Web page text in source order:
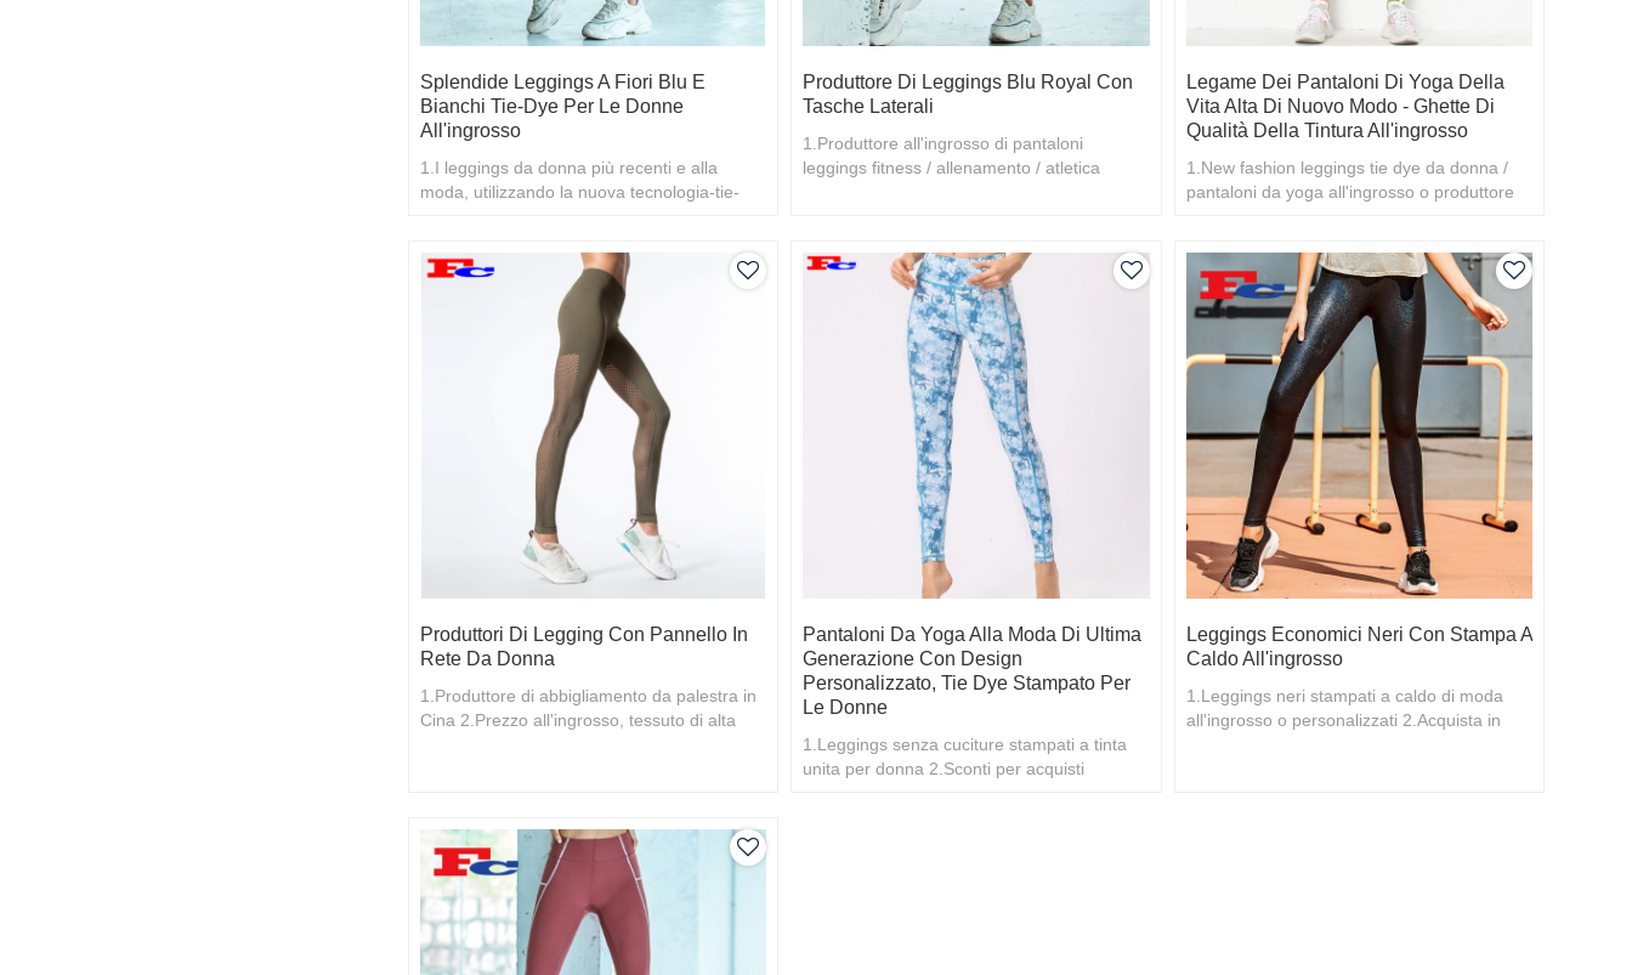
Splendide Leggings A Fiori Blu E
Bianchi Tie-Dye Per Le Donne
All'ingrosso
1.I leggings da donna più recenti e alla
moda, utilizzando la nuova tecnologia-tie-
Produttore Di Leggings Blu Royal Con
Tasche Laterali
1.Produttore all'ingrosso di pantaloni
leggings fitness / allenamento / atletica
Legame Dei Pantaloni Di Yoga Della
Vita Alta Di Nuovo Modo - Ghette Di
Qualità Della Tintura All'ingrosso
1.New fashion leggings tie dye da donna /
pantaloni da yoga all'ingrosso o produttore
Produttori Di Legging Con Pannello In
Rete Da Donna
1.Produttore di abbigliamento da palestra in
Cina 2.Prezzo all'ingrosso, tessuto di alta
Pantaloni Da Yoga Alla Moda Di Ultima
Generazione Con Design
Personalizzato, Tie Dye Stampato Per
Le Donne
1.Leggings senza cuciture stampati a tinta
unita per donna 2.Sconti per acquisti
Leggings Economici Neri Con Stampa A
Caldo All'ingrosso
1.Leggings neri stampati a caldo di moda
all'ingrosso o personalizzati 2.Acquista in